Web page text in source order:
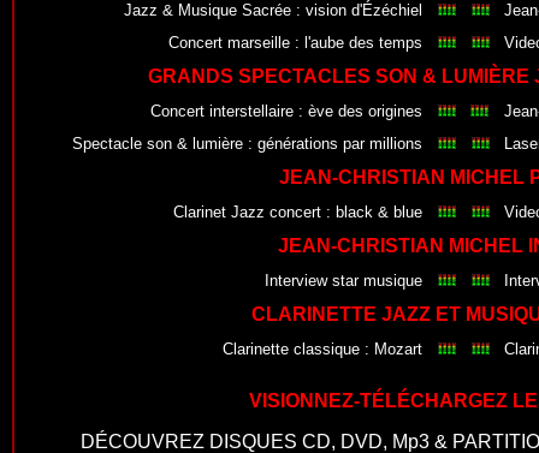
Jazz & Musique Sacrée : vision d'Ézéchiel
Concert marseille : l'aube des temps
GRANDS SPECTACLES SON & LUMIÈRE
Concert interstellaire : ève des origines
Spectacle son & lumière : générations par millions
JEAN-CHRISTIAN MICHEL
Clarinet Jazz concert : black & blue
JEAN-CHRISTIAN MICHEL
Interview star musique
CLARINETTE JAZZ ET
Clarinette classique : Mozart
VISIONNEZ-TÉLÉCHARGEZ
DÉCOUVREZ DISQUES CD, DVD, Mp3 &